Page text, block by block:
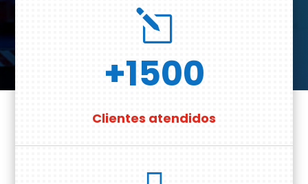
l
+1500
Clientes atendidos